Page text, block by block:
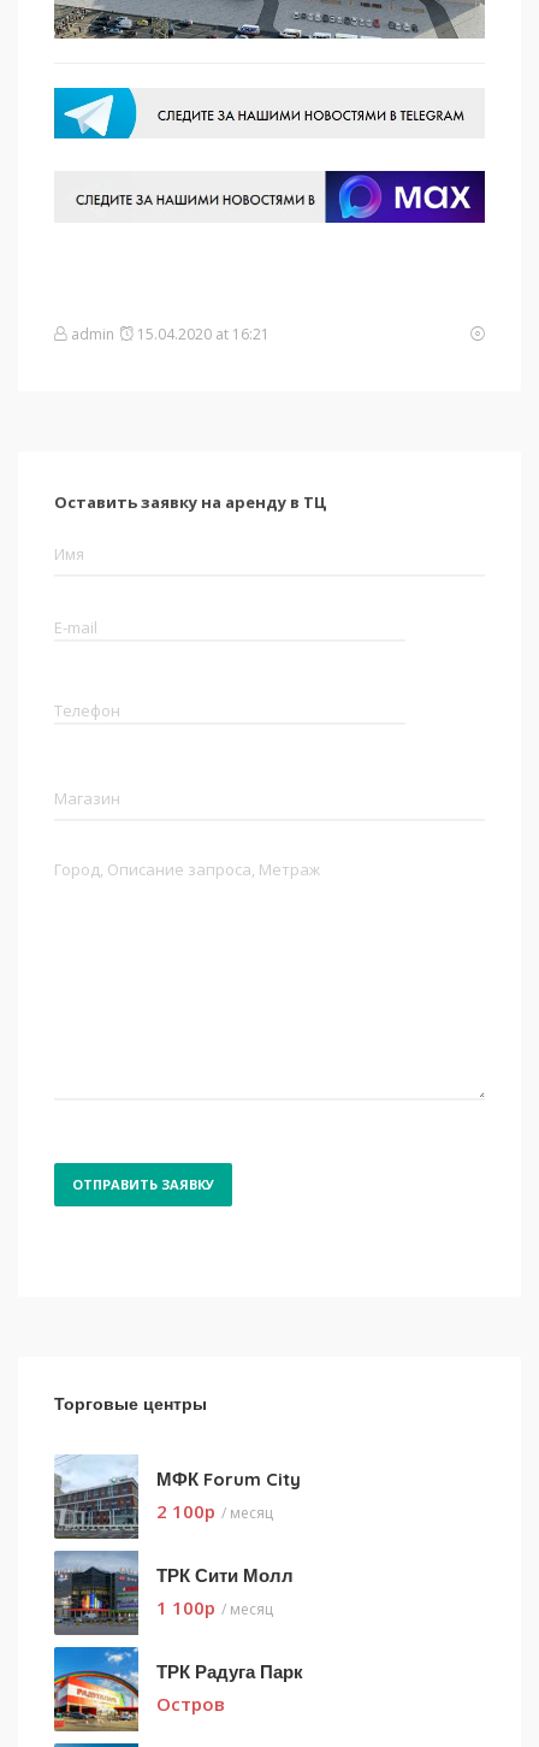
admin 15.04.2020 at 16:21
Оставить заявку на аренду в ТЦ
Торговые центры
МФК Forum City
2 100p / месяц
ТРК Сити Молл
1 100p / месяц
ТРК Радуга Парк
Остров